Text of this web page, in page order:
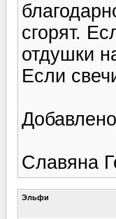
сгорят.
отдушки
Если
Славяна
Эльфи